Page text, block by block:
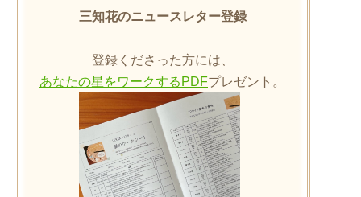
三知花のニュースレター登録
登録くださった方には、
あなたの星をワークするPDFプレゼント。